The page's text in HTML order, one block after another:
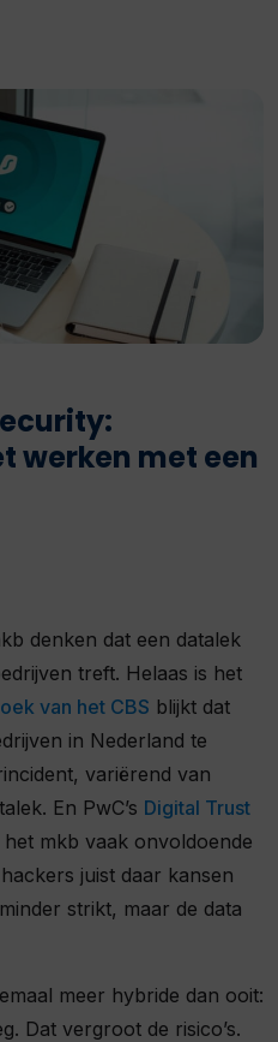
werken met een
denken dat een datalek
treft. Helaas is het
van het CBS blijkt dat
in Nederland te
variërend van
En PwC’s Digital Trust
mkb vaak onvoldoende
juist daar kansen
strikt, maar de data
meer hybride dan ooit:
Dat vergroot de risico’s.